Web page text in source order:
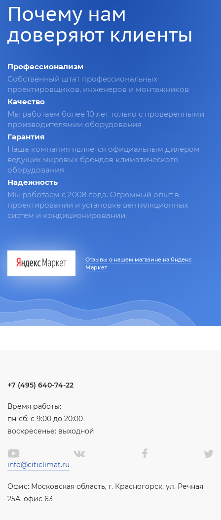
Почему нам
доверяют клиенты
Профессионализм
Собственный штат профессиональных
проектировщиков, инженеров и монтажников
Качество
Мы работаем более 10 лет только с проверенными
производителямии оборудования
Гарантия
Наша компания является официальным дилером
ведущих мировых брендов климатического
оборудования
Надежность
Мы работаем с 2008 года. Огромный опыт в
проектировании и установке вентиляционных
систем и кондиционировании.
Отзывы о нашем магазине на Яндекс
Маркет
+7 (495) 640-74-22
Время работы:
пн-сб: с 9:00 до 20:00
воскресенье: выходной
info@citiclimat.ru
Офис: Московская область, г. Красногорск, ул. Речная
25А, офис 63